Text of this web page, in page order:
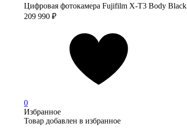
Цифровая фотокамера Fujifilm X-T3 Body Black
209 990 ₽
0
Избранное
Товар добавлен в избранное